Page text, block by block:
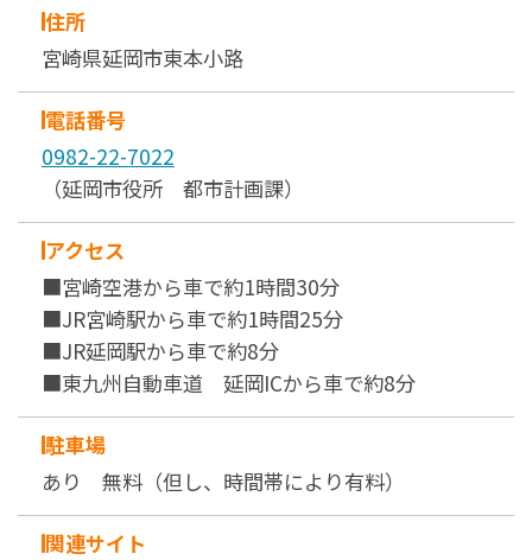
住所
宮崎県延岡市東本小路
電話番号
0982-22-7022
（延岡市役所 都市計画課）
アクセス
■宮崎空港から車で約1時間30分
■JR宮崎駅から車で約1時間25分
■JR延岡駅から車で約8分
■東九州自動車道 延岡ICから車で約8分
駐車場
あり 無料（但し、時間帯により有料）
関連サイト